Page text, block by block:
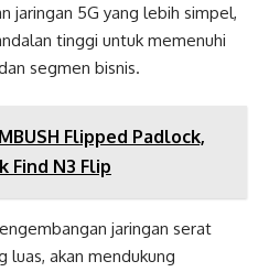
jaringan 5G yang lebih simpel,
tinggi untuk memenuhi
segmen bisnis.
Flipped Padlock,
Find N3 Flip
jaringan serat
akan mendukung